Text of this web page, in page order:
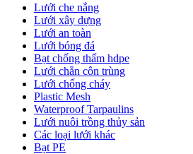
Lưới che nắng
Lưới xây dựng
Lưới an toàn
Lưới bóng đá
Bạt chống thấm hdpe
Lưới chắn côn trùng
Lưới chống cháy
Plastic Mesh
Waterproof Tarpaulins
Lưới nuôi trồng thủy sản
Các loại lưới khác
Bạt PE